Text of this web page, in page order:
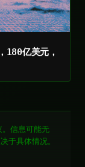
亿美元，
信息可能无
于具体情况。